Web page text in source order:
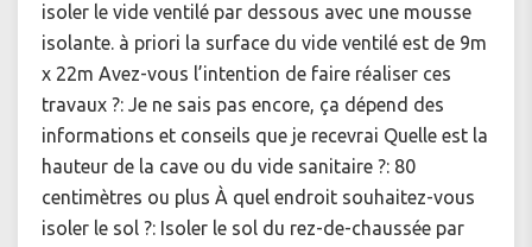
isoler le vide ventilé par dessous avec une mousse
isolante. à priori la surface du vide ventilé est de 9m
x 22m Avez-vous l’intention de faire réaliser ces
travaux ?: Je ne sais pas encore, ça dépend des
informations et conseils que je recevrai Quelle est la
hauteur de la cave ou du vide sanitaire ?: 80
centimètres ou plus À quel endroit souhaitez-vous
isoler le sol ?: Isoler le sol du rez-de-chaussée par